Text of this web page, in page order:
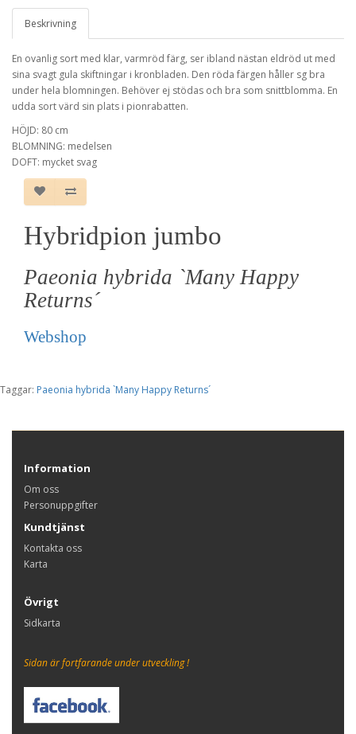
Beskrivning
En ovanlig sort med klar, varmröd färg, ser ibland nästan eldröd ut med
sina svagt gula skiftningar i kronbladen. Den röda färgen håller sg bra
under hela blomningen. Behöver ej stödas och bra som snittblomma. En
udda sort värd sin plats i pionrabatten.
HÖJD: 80 cm
BLOMNING: medelsen
DOFT: mycket svag
Hybridpion jumbo
Paeonia hybrida `Many Happy
Returns´
Webshop
Taggar: Paeonia hybrida `Many Happy Returns´
Information
Om oss
Personuppgifter
Kundtjänst
Kontakta oss
Karta
Övrigt
Sidkarta
Sidan är fortfarande under utveckling !